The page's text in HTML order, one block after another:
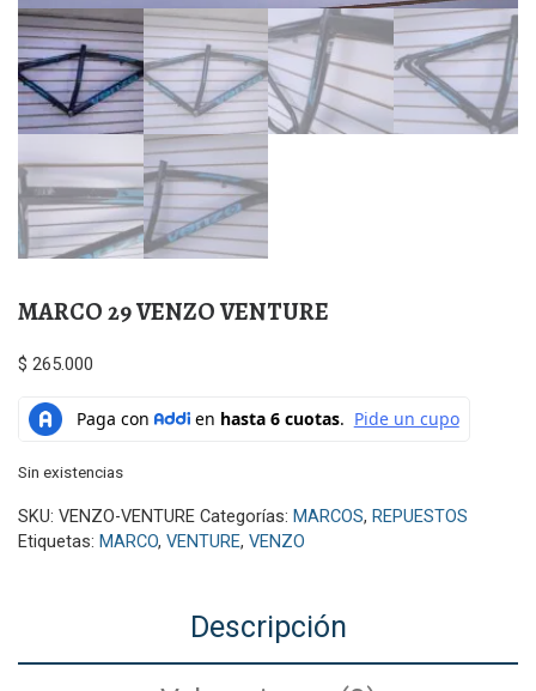
MARCO 29 VENZO VENTURE
$ 265.000
Sin existencias
SKU: VENZO-VENTURE Categorías: MARCOS, REPUESTOS
Etiquetas: MARCO, VENTURE, VENZO
Descripción